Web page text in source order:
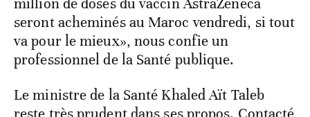
seront acheminés au Maroc vendredi, si tout
va pour le mieux», nous confie un
professionnel de la Santé publique.
Le ministre de la Santé Khaled Aït Taleb
reste très prudent dans ses propos. Contacté